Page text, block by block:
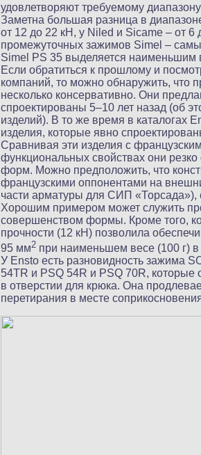
удовлетворяют требуемому
Заметна большая разница в
от 12 до 22 кН, у Niled и Sicame – от 6
промежуточных зажимов Simel –
Simel PS 35 выделяется наименьшим
Если обратиться к прошлому и
компаний, то можно обнаружить, что
несколько консервативно. Они
спроектированы 5–10 лет назад (об
изделий). В то же время в каталогах
изделия, которые явно
Сравнивая эти изделия с
функциональных свойствах они
форм. Можно предположить, что
французскими оппонентами на
части арматуры для СИП «Торсада»),
Хорошим примером может служить
совершенством формы. Кроме того,
прочности (12 кН) позволила
95 мм2при наименьшем весе (100 г)
У Ensto есть разновидность зажима
54TR и PSQ 54R и PSQ 70R, которые
в отверстии для крюка. Она
перетирания в месте